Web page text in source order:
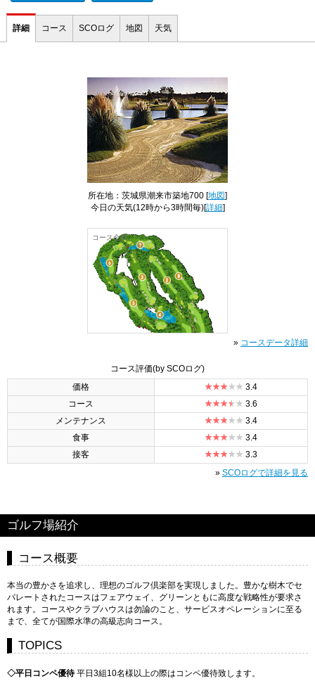
詳細 コース SCOログ 地図 天気
所在地：茨城県潮来市築地700 [地図]
今日の天気(12時から3時間毎)[詳細]
コース全景
» コースデータ詳細
コース評価(by SCOログ)
価格
3.4
コース
3.6
メンテナンス
3.4
食事
3.4
接客
3.3
» SCOログで詳細を見る
ゴルフ場紹介
コース概要
本当の豊かさを追求し、理想のゴルフ倶楽部を実現しました。豊かな樹木でセ
パレートされたコースはフェアウェイ、グリーンともに高度な戦略性が要求さ
れます。コースやクラブハウスは勿論のこと、サービスオペレーションに至る
まで、全てが国際水準の高級志向コース。
TOPICS
◇平日コンペ優待 平日3組10名様以上の際はコンペ優待致します。